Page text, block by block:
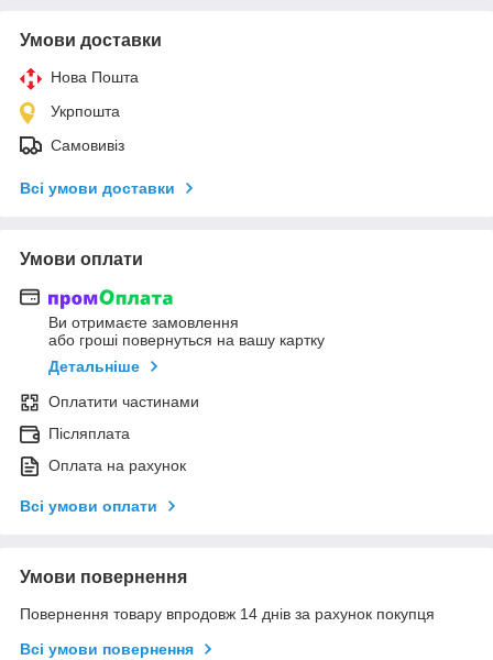
Умови доставки
Нова Пошта
Укрпошта
Самовивіз
Всі умови доставки
Умови оплати
Ви отримаєте замовлення
або гроші повернуться на вашу картку
Детальніше
Оплатити частинами
Післяплата
Оплата на рахунок
Всі умови оплати
Умови повернення
Повернення товару впродовж 14 днів за рахунок покупця
Всі умови повернення